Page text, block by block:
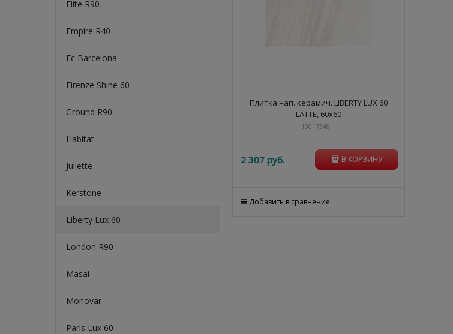
Elite R90
Empire R40
Fc Barcelona
Firenze Shine 60
Ground R90
Habitat
Juliette
Kerstone
Liberty Lux 60
London R90
Masai
Monovar
Paris Lux 60
Плитка нап. керамич. LIBERTY LUX 60
LATTE, 60x60
10017348
2 307 руб. В КОРЗИНУ
Добавить в сравнение